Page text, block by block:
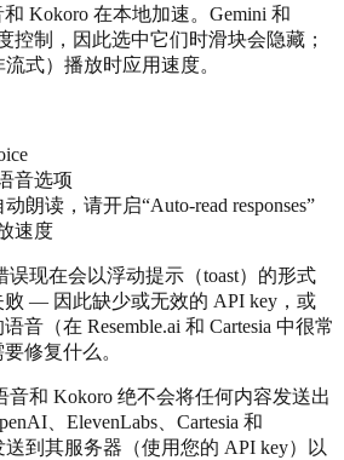
Kokoro 在本地加速。Gemini 和
控制，因此选中它们时滑块会隐藏；
流式）播放时应用速度。
音选项
朗读，请开启“Auto-read responses”
速度
误现在会以浮动提示（toast）的形式
败 — 因此缺少或无效的 API key，或
音（在 Resemble.ai 和 Cartesia 中很常
修复什么。
音和 Kokoro 绝不会将任何内容发送出
、ElevenLabs、Cartesia 和
送到其服务器（使用您的 API key）以